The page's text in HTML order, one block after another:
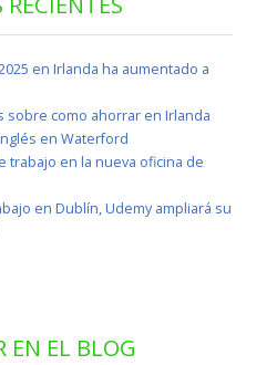
en Irlanda ha aumentado a
sobre como ahorrar en Irlanda
en Waterford
trabajo en la nueva oficina de
en Dublín, Udemy ampliará su
EN EL BLOG